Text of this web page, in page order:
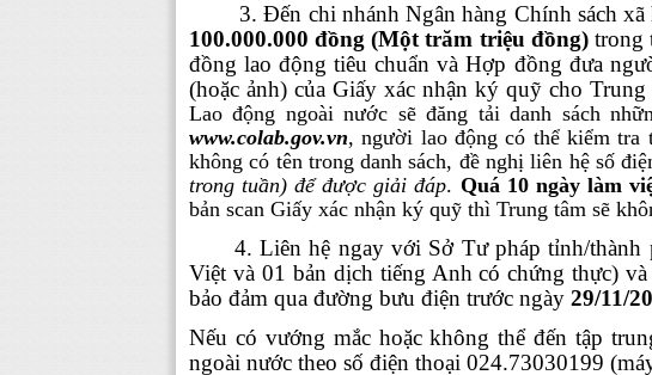
3.Đến chi nhánh Ngân hàng Chính sách
100.000.000 đồng (Một trăm triệu đồng) trong
đồng lao động tiêu chuẩn và Hợp đồng đưa
(hoặc ảnh) của Giấy xác nhận ký quỹ cho
Lao động ngoài nước sẽ đăng tải danh sách
www.colab.gov.vn, người lao động có thể kiểm tra
không có tên trong danh sách, đề nghị liên hệ số
trong tuần) để được giải đáp. Quá 10 ngày làm
bản scan Giấy xác nhận ký quỹ thì Trung tâm sẽ
4.Liên hệ ngay với Sở Tư pháp tỉnh/
Việt và 01 bản dịch tiếng Anh có chứng thực)
bảo đảm qua đường bưu điện trước ngày 29/11/
Nếu có vướng mắc hoặc không thể đến tập
ngoài nước theo số điện thoại 024.73030199